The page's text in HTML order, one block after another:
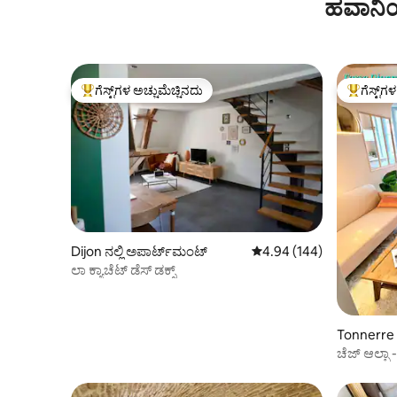
ಗೆಸ್ಟ್‌ಗಳಿಗೆ ಅತಿ ಹೆಚ್ಚು ಅಚ್ಚುಮೆಚ್ಚಿನದು
ಗೆಸ್ಟ್‌ಗಳ ಅಚ್ಚುಮೆಚ್ಚಿನದು
Dijon ನಲ್ಲಿ ಅಪಾರ್ಟ್‌ಮಂಟ್ 5 ರಲ್ಲಿ 4.94 ಸರಾಸರಿ
4.94 (144)
ಲಾ ಕ್ಯಾಚೆಟ್ ಡೆಸ್ ಡಕ್ಸ್
ಗೆಸ್ಟ್‌ಗಳಿಗೆ
ಚೆಜ್ ಆಲ್ಬಾ